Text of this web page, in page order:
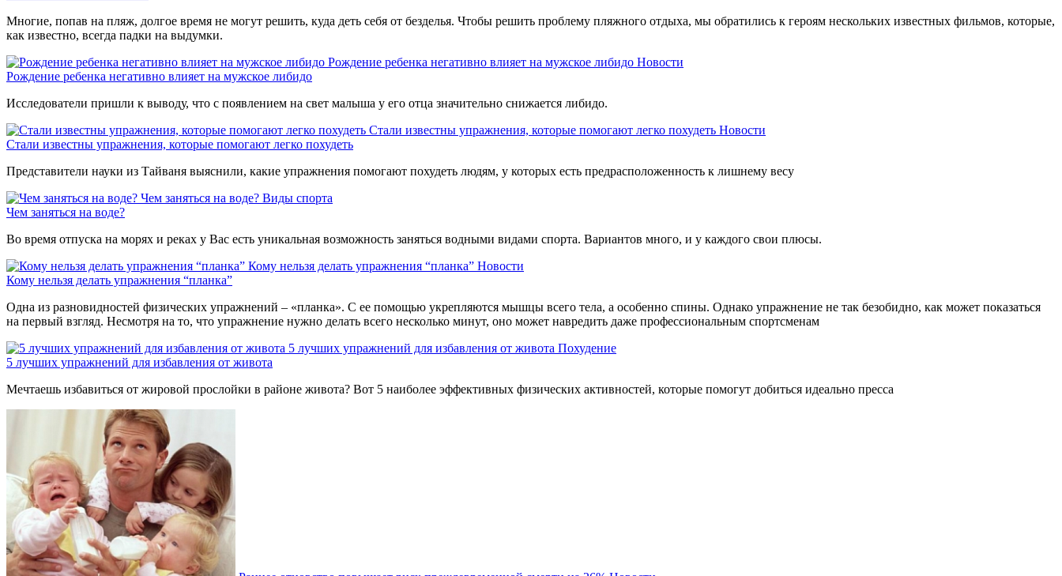
Многие, попав на пляж, долгое время не могут решить, куда деть себя от безделья. Чтобы решить проблему пляжного отдыха, мы обратились к героям нескольких известных фильмов, которые,
как известно, всегда падки на выдумки.
Рождение ребенка негативно влияет на мужское либидо Новости
Рождение ребенка негативно влияет на мужское либидо
Исследователи пришли к выводу, что с появлением на свет малыша у его отца значительно снижается либидо.
Стали известны упражнения, которые помогают легко похудеть Новости
Стали известны упражнения, которые помогают легко похудеть
Представители науки из Тайваня выяснили, какие упражнения помогают похудеть людям, у которых есть предрасположенность к лишнему весу
Чем заняться на воде? Виды спорта
Чем заняться на воде?
Во время отпуска на морях и реках у Вас есть уникальная возможность заняться водными видами спорта. Вариантов много, и у каждого свои плюсы.
Кому нельзя делать упражнения “планка” Новости
Кому нельзя делать упражнения “планка”
Одна из разновидностей физических упражнений – «планка». С ее помощью укрепляются мышцы всего тела, а особенно спины. Однако упражнение не так безобидно, как может показаться
на первый взгляд. Несмотря на то, что упражнение нужно делать всего несколько минут, оно может навредить даже профессиональным спортсменам
5 лучших упражнений для избавления от живота Похудение
5 лучших упражнений для избавления от живота
Мечтаешь избавиться от жировой прослойки в районе живота? Вот 5 наиболее эффективных физических активностей, которые помогут добиться идеально пресса